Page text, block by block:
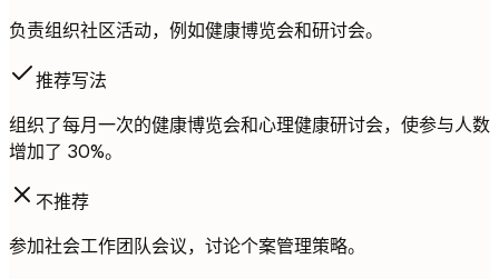
负责组织社区活动，例如健康博览会和研讨会。
推荐写法
组织了每月一次的健康博览会和心理健康研讨会，使参与人数
增加了 30%。
不推荐
参加社会工作团队会议，讨论个案管理策略。